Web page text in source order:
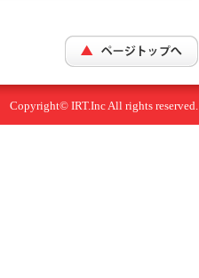
Copyright© IRT.Inc All rights reserved.